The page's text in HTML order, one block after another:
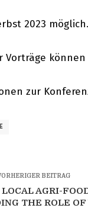
2023 möglich.
zur
BEITRAG
AGRI-
THE ROLE OF